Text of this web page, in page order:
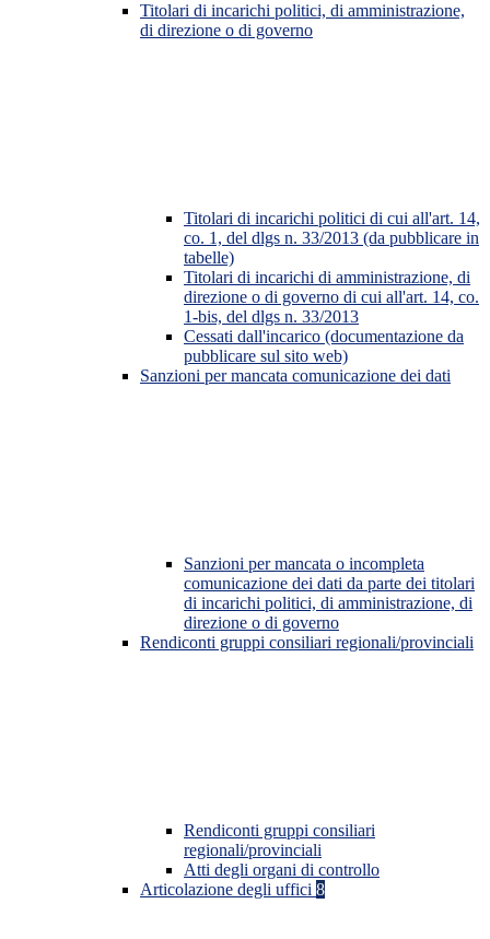
Titolari di incarichi politici, di amministrazione,
di direzione o di governo
Titolari di incarichi politici di cui all'art. 14,
co. 1, del dlgs n. 33/2013 (da pubblicare in
tabelle)
Titolari di incarichi di amministrazione, di
direzione o di governo di cui all'art. 14, co.
1-bis, del dlgs n. 33/2013
Cessati dall'incarico (documentazione da
pubblicare sul sito web)
Sanzioni per mancata comunicazione dei dati
Sanzioni per mancata o incompleta
comunicazione dei dati da parte dei titolari
di incarichi politici, di amministrazione, di
direzione o di governo
Rendiconti gruppi consiliari regionali/provinciali
Rendiconti gruppi consiliari
regionali/provinciali
Atti degli organi di controllo
Articolazione degli uffici 8